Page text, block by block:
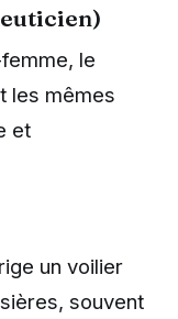
le
les mêmes
et
un voilier
souvent